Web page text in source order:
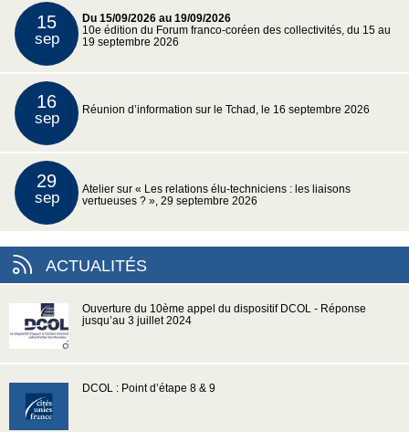
15
sep
Du 15/09/2026 au 19/09/2026
10e édition du Forum franco-coréen des collectivités, du 15 au
19 septembre 2026
16
sep Réunion d’information sur le Tchad, le 16 septembre 2026
29
sep
Atelier sur « Les relations élu-techniciens : les liaisons
vertueuses ? », 29 septembre 2026
ACTUALITÉS
Ouverture du 10ème appel du dispositif DCOL - Réponse
jusqu’au 3 juillet 2024
DCOL : Point d’étape 8 & 9